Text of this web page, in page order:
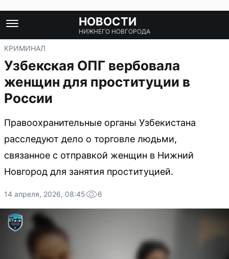
НОВОСТИ
НИЖНЕГО НОВГОРОДА
КРИМИНАЛ
Узбекская ОПГ вербовала
женщин для проституции в
России
Правоохранительные органы Узбекистана
расследуют дело о торговле людьми,
связанное с отправкой женщин в Нижний
Новгород для занятия проституцией.
14 апреля, 2026, 08:45 6